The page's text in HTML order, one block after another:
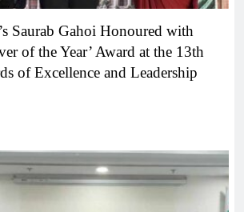
Saurab Gahoi Honoured with
of the Year’ Award at the 13th
of Excellence and Leadership